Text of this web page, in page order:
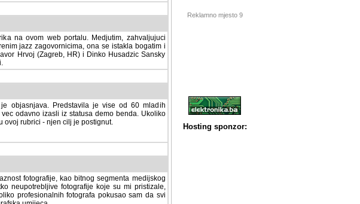
ovom web portalu. Medjutim, zahvaljujuci veliki
jazz zagovornicima, ona se istakla bogatim i
Hrvoj (Zagreb, HR) i Dinko Husadzic Sansky
objasnjava. Predstavila je vise od 60 mladih
odavno izasli iz statusa demo benda. Ukoliko im
rubrici - njen cilj je postignut.
fotografije, kao bitnog segmenta medijskog
neupotrebljive fotografije koje su mi pristizale,
profesionalnih fotografa pokusao sam da svi
Reklamno mjesto 9
Hosting sponzor: